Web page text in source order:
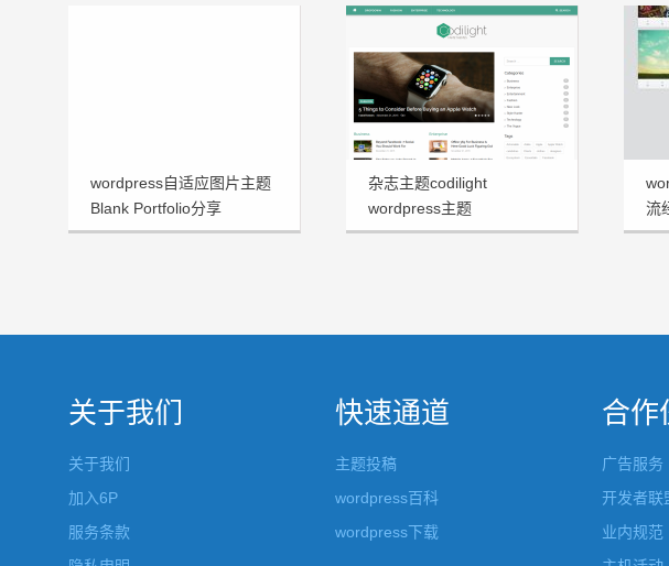
wordpress自适应图片主题
Blank Portfolio分享
杂志主题codilight
wordpress主题
流
关于我们
关于我们
加入6P
服务条款
快速通道
主题投稿
wordpress百科
wordpress下载
合作
广告服务
开发者联
业内规范